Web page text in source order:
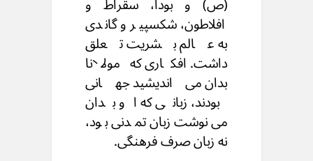
افلاطون، شکسپیر و گاندی
به عالم بشریت تعلق
داشت. افکاری که مولانا
بدان می‌‌اندیشید جهانی
بودند، زبانی که او بدان
می‌‌نوشت زبان تمدنی بود،
نه زبان صرف فرهنگی.